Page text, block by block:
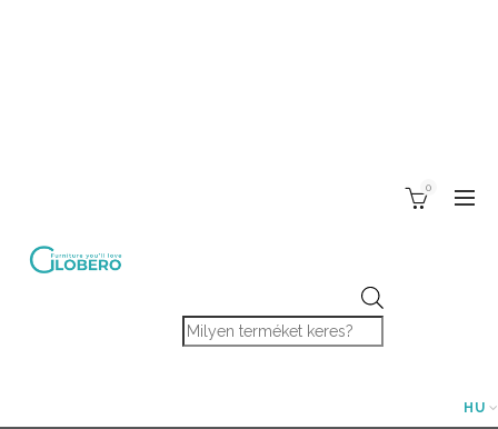
Products search
0
HU